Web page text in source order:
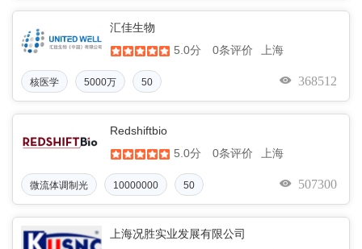
汇佳生物
5.0分
0条评价 上海
核医学 5000万 50 368512
Redshiftbio
5.0分
0条评价 上海
微流体调制光 10000000 50 507300
上海况胜实业发展有限公司